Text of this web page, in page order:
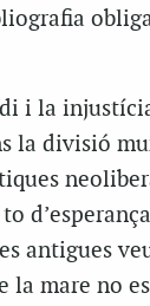
i la
la divisió
antigues
la mare no